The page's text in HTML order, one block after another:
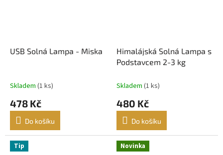
USB Solná Lampa - Miska
Skladem (1 ks)
478 Kč
Do košíku
Himalájská Solná Lampa s
Podstavcem 2-3 kg
Skladem (1 ks)
480 Kč
Do košíku
Tip Novinka